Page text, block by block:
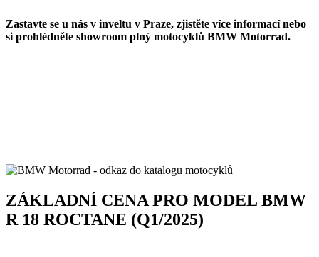
Zastavte se u nás v inveltu v Praze, zjistěte více informací nebo
si prohlédněte showroom plný motocyklů BMW Motorrad.
ZÁKLADNÍ CENA PRO MODEL BMW
R 18 ROCTANE (Q1/2025)